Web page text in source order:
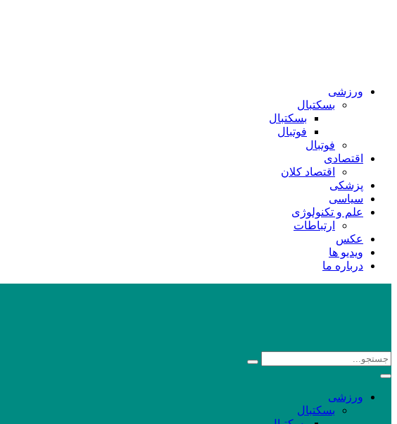
ورزشی
بسکتبال
بسکتبال
فوتبال
فوتبال
اقتصادی
اقتصاد کلان
پزشکی
سیاسی
علم و تکنولوژی
ارتباطات
عکس
ویدیو ها
درباره ما
ورزشی
بسکتبال